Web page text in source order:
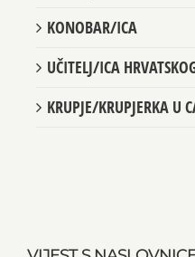
KONOBAR/ICA
UČITELJ/ICA
KRUPJE/KRUPJERKA U